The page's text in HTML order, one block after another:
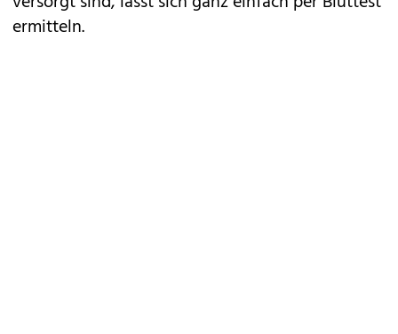
ermitteln.